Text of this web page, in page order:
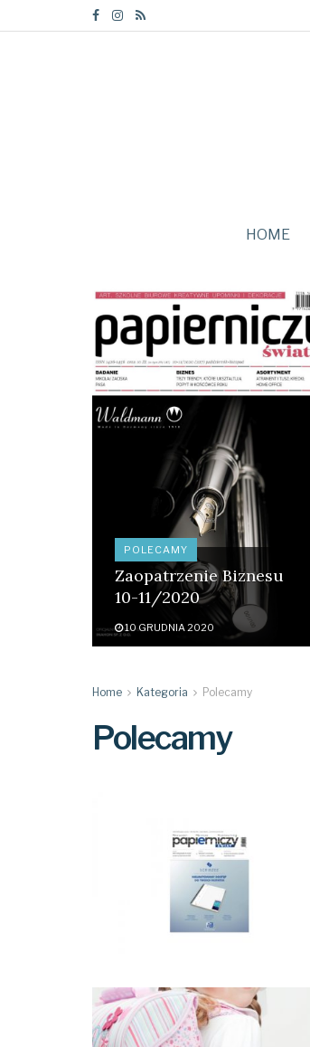
HOME
POLECAMY
Zaopatrzenie Biznesu
10-11/2020
10 GRUDNIA 2020
Home Kategoria Polecamy
Polecamy